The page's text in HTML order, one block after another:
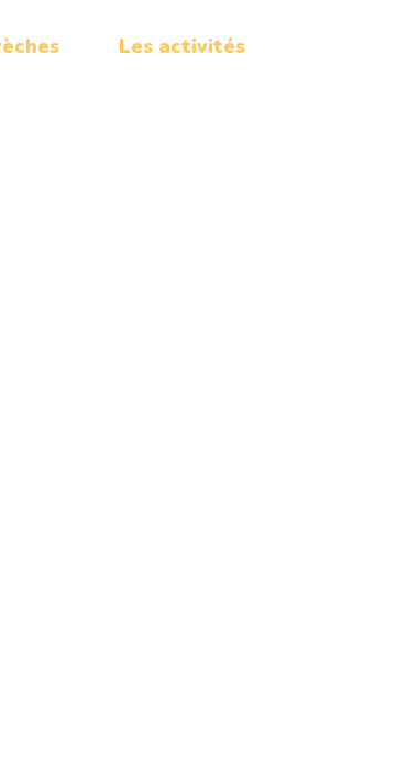
Les activités